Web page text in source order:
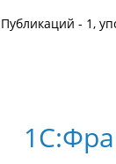
Публикаций - 1,